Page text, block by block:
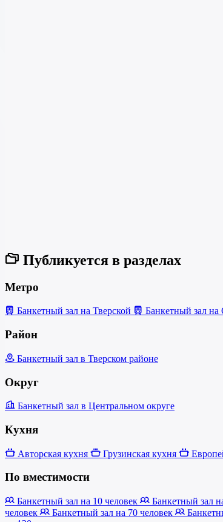
Публикуется в разделах
Метро
Банкетный зал на Тверской Банкетный зал на
Район
Банкетный зал в Тверском районе
Округ
Банкетный зал в Центральном округе
Кухня
Авторская кухня Грузинская кухня
По вместимости
Банкетный зал на 10 человек Банкетный зал
человек
Банкетный зал на 70 человек